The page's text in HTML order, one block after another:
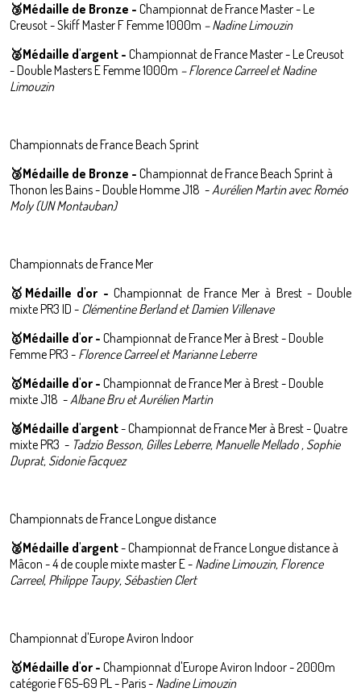
🥉Médaille de Bronze - Championnat de France Master - Le
Creusot - Skiff Master F Femme 1000m – Nadine Limouzin
🥈Médaille d'argent - Championnat de France Master - Le Creusot
- Double Masters E Femme 1000m – Florence Carreel et Nadine
Limouzin
Championnats de France Beach Sprint
🥉Médaille de Bronze - Championnat de France Beach Sprint à
Thonon les Bains - Double Homme J18 -Aurélien Martin avec Roméo
Moly (UN Montauban)
Championnats de France Mer
🥇Médaille d'or - Championnat de France Mer à Brest - Double
mixte PR3 ID - Clémentine Berland et Damien Villenave
🥇Médaille d'or - Championnat de France Mer à Brest - Double
Femme PR3 - Florence Carreel et Marianne Leberre
🥇Médaille d'or - Championnat de France Mer à Brest - Double
mixte J18 -Albane Bru et Aurélien Martin
🥈Médaille d'argent-Championnat de France Mer à Brest - Quatre
mixte PR3 - Tadzio Besson, Gilles Leberre, Manuelle Mellado , Sophie
Duprat, Sidonie Facquez
Championnatsde FranceLongue distance
🥈Médaille d'argent-Championnat de FranceLongue distance à
Mâcon - 4 de couple mixte master E - Nadine Limouzin, Florence
Carreel, Philippe Taupy, Sébastien Clert
Championnat d'Europe Aviron Indoor
🥇Médaille d'or - Championnat d'Europe Aviron Indoor - 2000m
catégorie F65-69 PL - Paris - Nadine Limouzin